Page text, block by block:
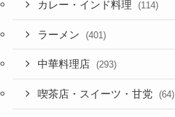
カレー・インド料理 (114)
ラーメン (401)
中華料理店 (293)
喫茶店・スイーツ・甘党 (64)